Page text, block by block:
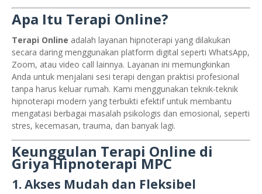
Apa Itu Terapi Online?
Terapi Online adalah layanan hipnoterapi yang dilakukan
secara daring menggunakan platform digital seperti WhatsApp,
Zoom, atau video call lainnya. Layanan ini memungkinkan
Anda untuk menjalani sesi terapi dengan praktisi profesional
tanpa harus keluar rumah. Kami menggunakan teknik-teknik
hipnoterapi modern yang terbukti efektif untuk membantu
mengatasi berbagai masalah psikologis dan emosional, seperti
stres, kecemasan, trauma, dan banyak lagi.
Keunggulan Terapi Online di
Griya Hipnoterapi MPC
1. Akses Mudah dan Fleksibel